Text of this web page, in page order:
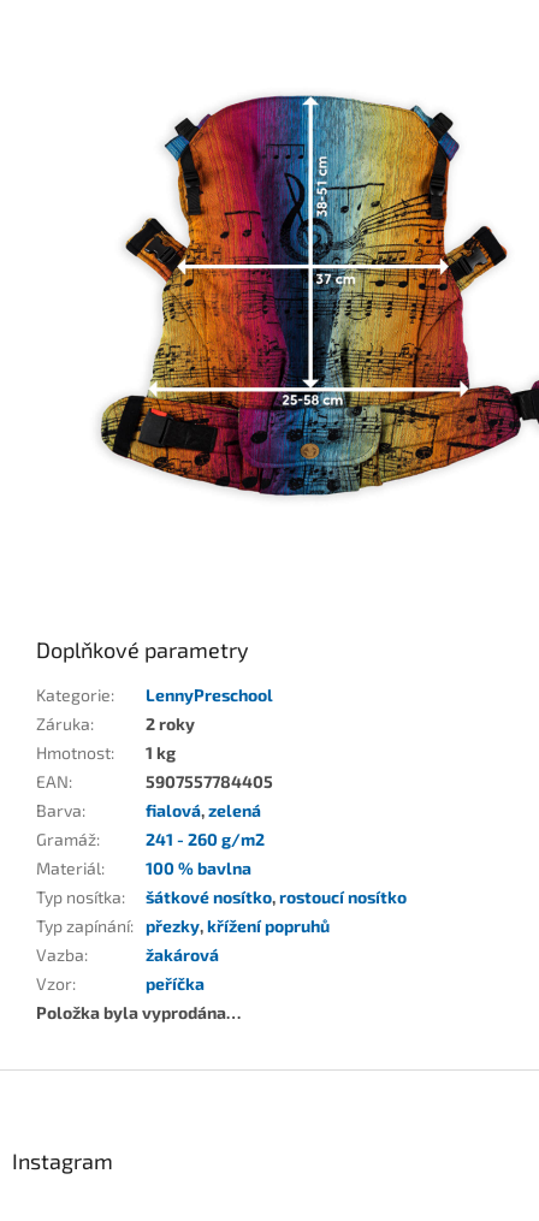
Doplňkové parametry
Kategorie:
LennyPreschool
Záruka:
2 roky
Hmotnost:
1 kg
EAN:
5907557784405
Barva: fialová,zelená
Gramáž:
241 - 260 g/m2
Materiál:
100 % bavlna
Typ nosítka: šátkové nosítko,rostoucí nosítko
Typ zapínání: přezky,křížení popruhů
Vazba:
žakárová
Vzor:
peříčka
Položka byla vyprodána…
Instagram